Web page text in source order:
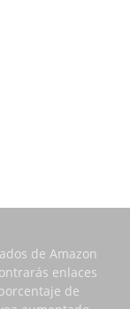
de Amazon
enlaces
de